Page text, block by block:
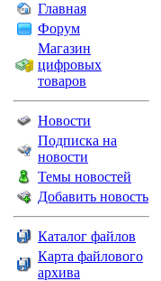
Главная
Форум
Магазин
цифровых
товаров
Новости
Подписка на
новости
Темы новостей
Добавить новость
Каталог файлов
Карта файлового
архива